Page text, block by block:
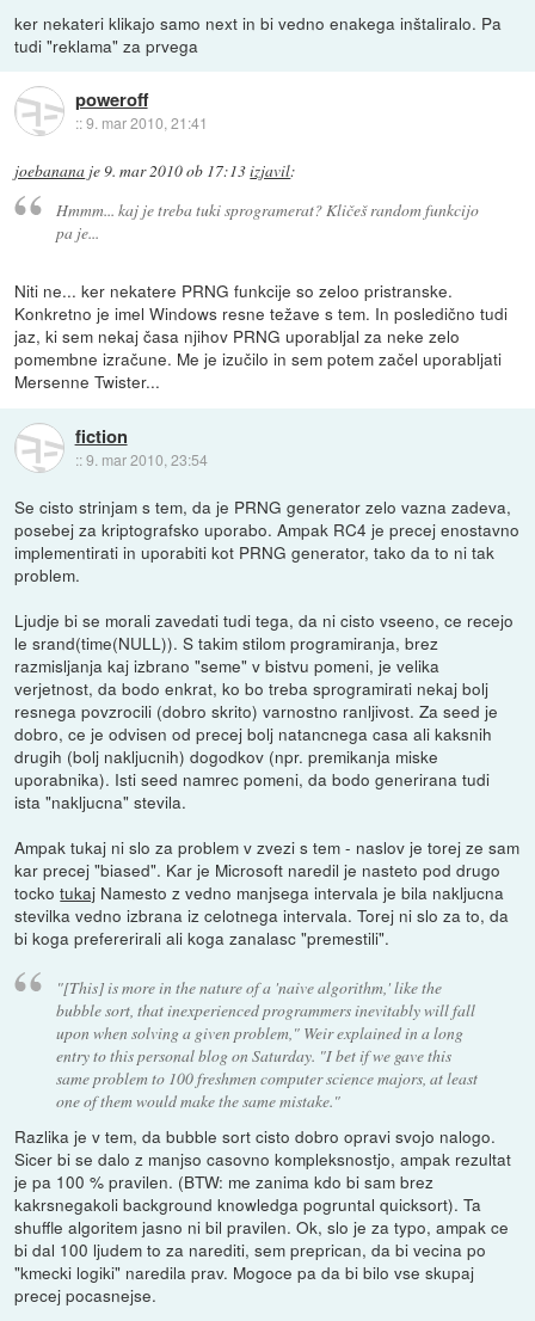
ker nekateri klikajo samo next in bi vedno enakega inštaliralo. Pa
tudi "reklama" za prvega
poweroff
::9. mar 2010, 21:41
joebanana je9. mar 2010 ob 17:13izjavil:
Hmmm... kaj je treba tuki sprogramerat? Kličeš random funkcijo
pa je...
Niti ne... ker nekatere PRNG funkcije so zeloo pristranske.
Konkretno je imel Windows resne težave s tem. In posledično tudi
jaz, ki sem nekaj časa njihov PRNG uporabljal za neke zelo
pomembne izračune. Me je izučilo in sem potem začel uporabljati
Mersenne Twister...
fiction
::9. mar 2010, 23:54
Se cisto strinjam s tem, da je PRNG generator zelo vazna zadeva,
posebej za kriptografsko uporabo. Ampak RC4 je precej enostavno
implementirati in uporabiti kot PRNG generator, tako da to ni tak
problem.
Ljudje bi se morali zavedati tudi tega, da ni cisto vseeno, ce recejo
le srand(time(NULL)). S takim stilom programiranja, brez
razmisljanja kaj izbrano "seme" v bistvu pomeni, je velika
verjetnost, da bodo enkrat, ko bo treba sprogramirati nekaj bolj
resnega povzrocili (dobro skrito) varnostno ranljivost. Za seed je
dobro, ce je odvisen od precej bolj natancnega casa ali kaksnih
drugih (bolj nakljucnih) dogodkov (npr. premikanja miske
uporabnika). Isti seed namrec pomeni, da bodo generirana tudi
ista "nakljucna" stevila.
Ampak tukaj ni slo za problem v zvezi s tem - naslov je torej ze sam
kar precej "biased". Kar je Microsoft naredil je nasteto pod drugo
tockotukaj Namesto z vedno manjsega intervala je bila nakljucna
stevilka vedno izbrana iz celotnega intervala. Torej ni slo za to, da
bi koga prefererirali ali koga zanalasc "premestili".
"[This] is more in the nature of a 'naive algorithm,' like the
bubble sort, that inexperienced programmers inevitably will fall
upon when solving a given problem," Weir explained in a long
entry to this personal blog on Saturday. "I bet if we gave this
same problem to 100 freshmen computer science majors, at least
one of them would make the same mistake."
Razlika je v tem, da bubble sort cisto dobro opravi svojo nalogo.
Sicer bi se dalo z manjso casovno kompleksnostjo, ampak rezultat
je pa 100 % pravilen. (BTW: me zanima kdo bi sam brez
kakrsnegakoli background knowledga pogruntal quicksort). Ta
shuffle algoritem jasno ni bil pravilen. Ok, slo je za typo, ampak ce
bi dal 100 ljudem to za narediti, sem preprican, da bi vecina po
"kmecki logiki" naredila prav. Mogoce pa da bi bilo vse skupaj
precej pocasnejse.